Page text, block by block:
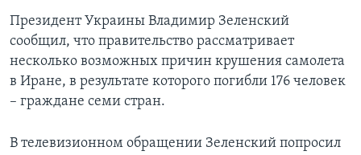
Президент Украины Владимир Зеленский
сообщил, что правительство рассматривает
несколько возможных причин крушения самолета
в Иране, в результате которого погибли 176 человек
– граждане семи стран.
В телевизионном обращении Зеленский попросил